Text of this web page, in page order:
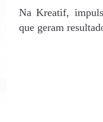
Na Kreatif,
que geram